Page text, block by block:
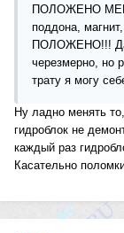
ПОЛОЖЕНО
поддона,
ПОЛОЖЕНО!!!
черезмерно, но
трату я могу
Ну ладно менять
гидроблок не
каждый раз
Касательно